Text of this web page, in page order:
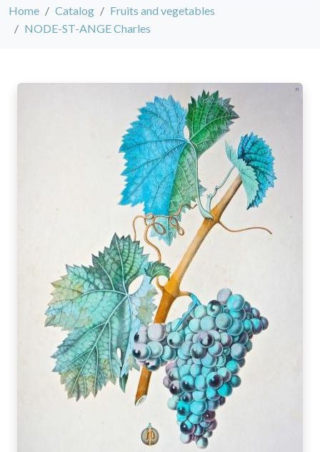
Home Catalog
Fruits and vegetables
NODE-ST-ANGE Charles